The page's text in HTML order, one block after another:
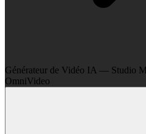
Générateur de Vidéo IA — Studio
OmniVideo